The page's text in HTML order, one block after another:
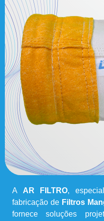
A AR FILTRO,
fabricação de Filtros
fornece soluções